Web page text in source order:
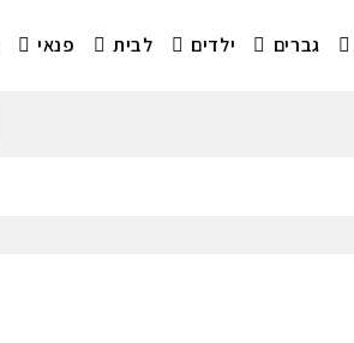
גברים ילדים לבית פנאי